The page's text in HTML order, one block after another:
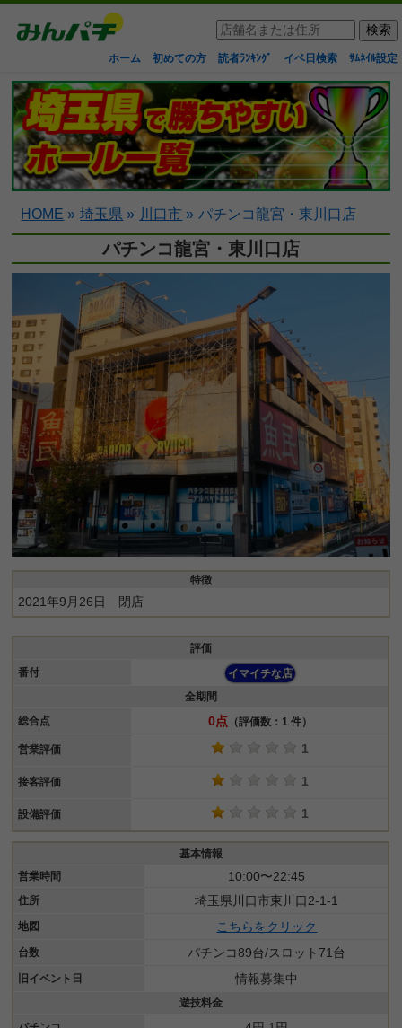
ホーム 初めての方 読者ﾗﾝｷﾝｸﾞ イベ日検索 ｻﾑﾈｲﾙ設定
HOME » 埼玉県 » 川口市 » パチンコ龍宮・東川口店
パチンコ龍宮・東川口店
特徴
2021年9月26日 閉店
評価
番付
イマイチな店
全期間
総合点
0点 （評価数：1 件）
営業評価 1
接客評価 1
設備評価 1
基本情報
営業時間
10:00〜22:45
住所 埼玉県川口市東川口2-1-1
地図 こちらをクリック
台数 パチンコ89台/スロット71台
旧イベント日 情報募集中
遊技料金